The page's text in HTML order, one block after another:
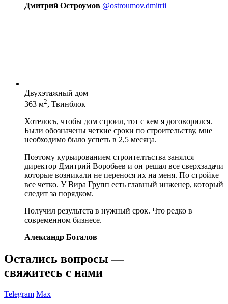
Дмитрий Остроумов @ostroumov.dmitrii
Двухэтажный дом
363 м2, Твинблок
Хотелось, чтобы дом строил, тот с кем я договорился.
Были обозначены четкие сроки по строительству, мне
необходимо было успеть в 2,5 месяца.
Поэтому курьированием строителтьства занялся
директор Дмитрий Воробьев и он решал все сверхзадачи
которые возникали не перенося их на меня. По стройке
все четко. У Вира Групп есть главный инженер, который
следит за порядком.
Получил результста в нужный срок. Что редко в
современном бизнесе.
Александр Боталов
Остались вопросы —
свяжитесь с нами
Telegram Max